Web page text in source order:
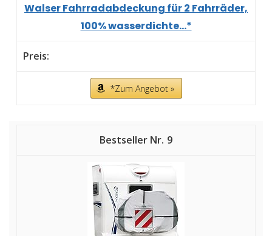
Walser Fahrradabdeckung für 2 Fahrräder,
100% wasserdichte...*
*Zum Angebot »
9